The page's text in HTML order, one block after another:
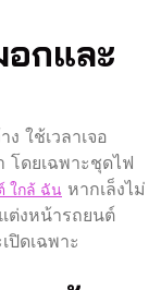
อกและ
ใช้เวลาเจอ
โดยเฉพาะชุดไฟ
ใกล้ ฉัน หากเล็งไม่
ต่งหน้ารถยนต์
ปิดเฉพาะ